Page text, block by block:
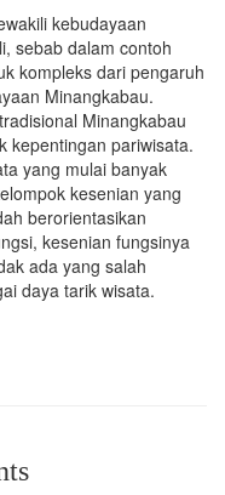
kebudayaan
sebab dalam contoh
kompleks dari pengaruh
Minangkabau.
Minangkabau
kepentingan pariwisata.
yang mulai banyak
kesenian yang
berorientasikan
kesenian fungsinya
ada yang salah
daya tarik wisata.